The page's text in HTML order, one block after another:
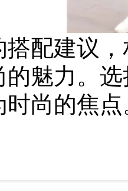
配建议
魅力。
时尚的焦